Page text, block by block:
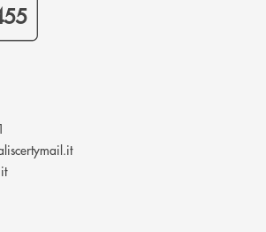
(si apre l’app di posta
(si apre l’app di posta elettronica)